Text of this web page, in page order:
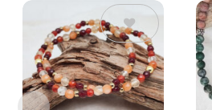
Auf die
Wunschliste